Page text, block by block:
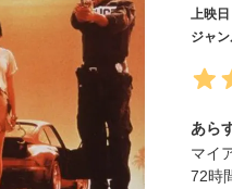
上映
ジャン
あら
マイ
72時